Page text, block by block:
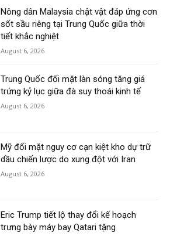
Nông dân Malaysia chật vật đáp ứng cơn
sốt sầu riêng tại Trung Quốc giữa thời
tiết khắc nghiệt
August 6, 2026
Trung Quốc đối mặt làn sóng tăng giá
trứng kỷ lục giữa đà suy thoái kinh tế
August 6, 2026
Mỹ đối mặt nguy cơ cạn kiệt kho dự trữ
dầu chiến lược do xung đột với Iran
August 6, 2026
Eric Trump tiết lộ thay đổi kế hoạch
trưng bày máy bay Qatari tặng